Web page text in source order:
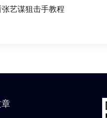
艺谋狙击手教程